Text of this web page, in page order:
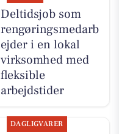
Deltidsjob som
rengøringsmedarb
ejder i en lokal
virksomhed med
fleksible
arbejdstider
DAGLIGVARER